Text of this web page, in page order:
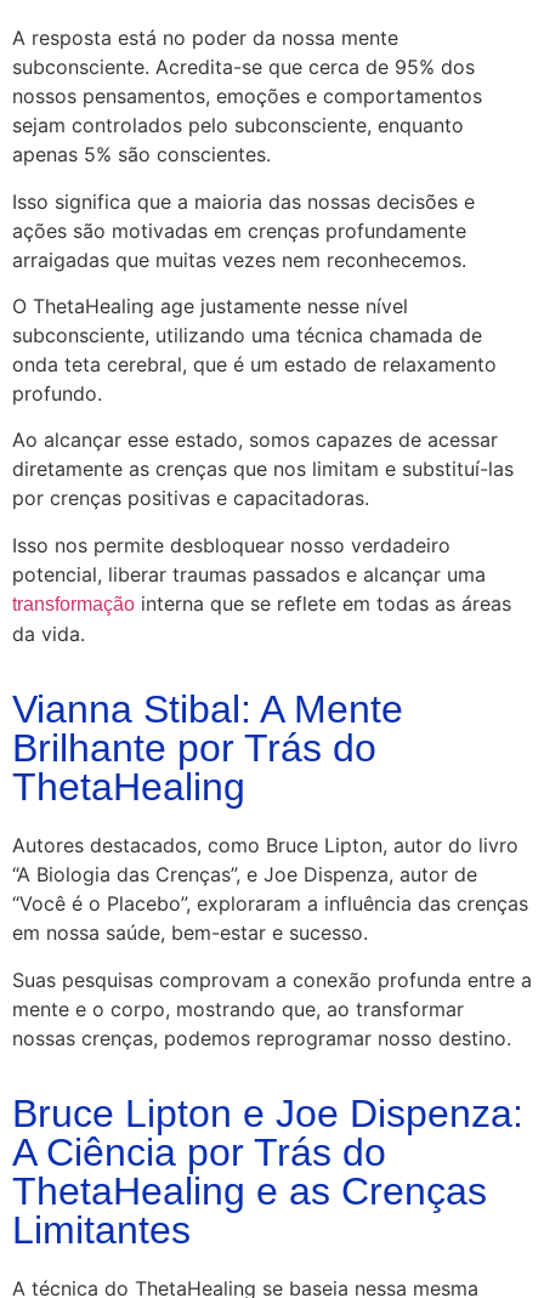
A resposta está no poder da nossa mente
subconsciente. Acredita-se que cerca de 95% dos
nossos pensamentos, emoções e comportamentos
sejam controlados pelo subconsciente, enquanto
apenas 5% são conscientes.
Isso significa que a maioria das nossas decisões e
ações são motivadas em crenças profundamente
arraigadas que muitas vezes nem reconhecemos.
O ThetaHealing age justamente nesse nível
subconsciente, utilizando uma técnica chamada de
onda teta cerebral, que é um estado de relaxamento
profundo.
Ao alcançar esse estado, somos capazes de acessar
diretamente as crenças que nos limitam e substituí-las
por crenças positivas e capacitadoras.
Isso nos permite desbloquear nosso verdadeiro
potencial, liberar traumas passados ​​e alcançar uma
transformação interna que se reflete em todas as áreas
da vida.
Vianna Stibal: A Mente
Brilhante por Trás do
ThetaHealing
Autores destacados, como Bruce Lipton, autor do livro
“A Biologia das Crenças”, e Joe Dispenza, autor de
“Você é o Placebo”, exploraram a influência das crenças
em nossa saúde, bem-estar e sucesso.
Suas pesquisas comprovam a conexão profunda entre a
mente e o corpo, mostrando que, ao transformar
nossas crenças, podemos reprogramar nosso destino.
Bruce Lipton e Joe Dispenza:
A Ciência por Trás do
ThetaHealing e as Crenças
Limitantes
A técnica do ThetaHealing se baseia nessa mesma